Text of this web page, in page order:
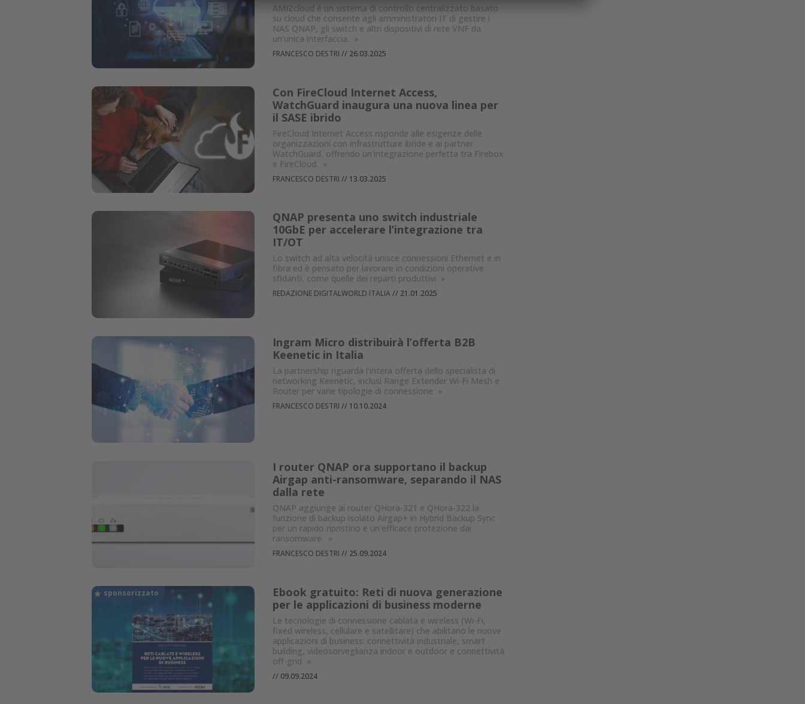
AMIZcloud è un sistema di controllo centralizzato basato
su cloud che consente agli amministratori IT di gestire i
NAS QNAP, gli switch e altri dispositivi di rete VNF da
un’unica interfaccia. »
FRANCESCO DESTRI // 26.03.2025
Con FireCloud Internet Access,
WatchGuard inaugura una nuova linea per
il SASE ibrido
FireCloud Internet Access risponde alle esigenze delle
organizzazioni con infrastrutture ibride e ai partner
WatchGuard, offrendo un'integrazione perfetta tra Firebox
e FireCloud. »
FRANCESCO DESTRI // 13.03.2025
QNAP presenta uno switch industriale
10GbE per accelerare l’integrazione tra
IT/OT
Lo switch ad alta velocità unisce connessioni Ethernet e in
fibra ed è pensato per lavorare in condizioni operative
sfidanti, come quelle dei reparti produttivi »
REDAZIONE DIGITALWORLD ITALIA// 21.01.2025
Ingram Micro distribuirà l’offerta B2B
Keenetic in Italia
La partnership riguarda l'intera offerta dello specialista di
networking Keenetic, inclusi Range Extender Wi-Fi Mesh e
Router per varie tipologie di connessione »
FRANCESCO DESTRI // 10.10.2024
I router QNAP ora supportano il backup
Airgap anti-ransomware, separando il NAS
dalla rete
QNAP aggiunge ai router QHora-321 e QHora-322 la
funzione di backup isolato Airgap+ in Hybrid Backup Sync
per un rapido ripristino e un'efficace protezione dai
ransomware. »
FRANCESCO DESTRI // 25.09.2024
Ebook gratuito: Reti di nuova generazione
per le applicazioni di business moderne
Le tecnologie di connessione cablata e wireless (Wi-Fi,
fixed wireless, cellulare e satellitare) che abilitano le nuove
applicazioni di business: connettività industriale, smart
building, videosorveglianza indoor e outdoor e connettività
off-grid »
// 09.09.2024